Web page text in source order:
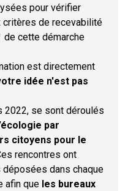
pour vérifier
critères de recevabilité
de cette démarche
est directement
idée n'est pas
2022, se sont déroulés
par
citoyens pour le
rencontres ont
dans chaque
afin que les bureaux